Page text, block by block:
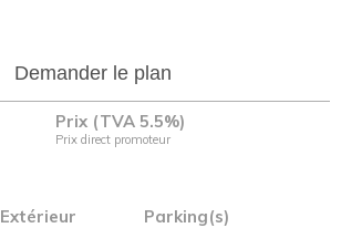
Demander le plan
Prix (TVA 5.5%)
Prix direct promoteur
Extérieur Parking(s)